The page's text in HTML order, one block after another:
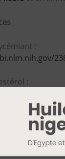
:
:
doi/
de cancer
la-
associee-a-un-